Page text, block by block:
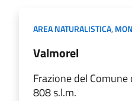
AREA NATURALISTICA,
Valmorel
Frazione del
808 s.l.m.